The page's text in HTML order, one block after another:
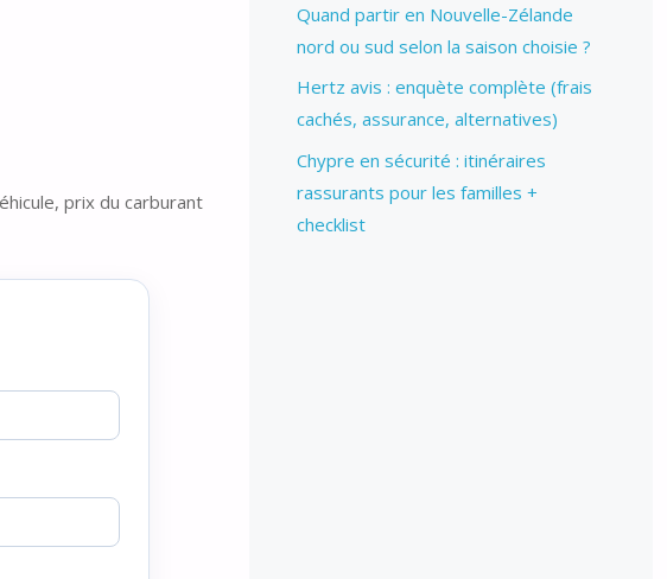
prix du carburant
Quand partir en Nouvelle-Zélande
nord ou sud selon la saison choisie ?
Hertz avis : enquète complète (frais
cachés, assurance, alternatives)
Chypre en sécurité : itinéraires
rassurants pour les familles +
checklist